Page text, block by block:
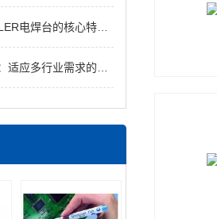
台的核心特征与突出优势
多行业需求的焊接利器